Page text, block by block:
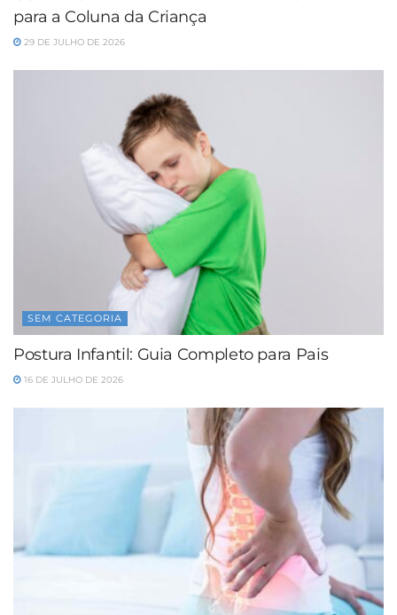
para a Coluna da Criança
29 DE JULHO DE 2026
SEM CATEGORIA
Postura Infantil: Guia Completo para Pais
16 DE JULHO DE 2026